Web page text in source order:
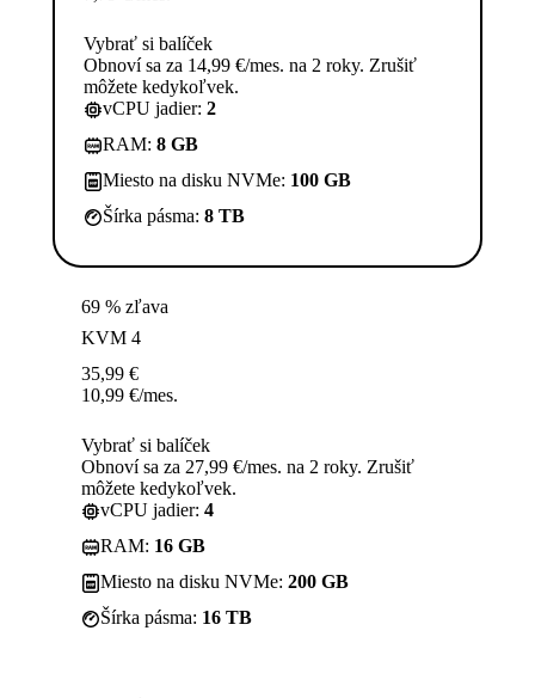
Vybrať si balíček
Obnoví sa za 14,99 €/mes. na 2 roky. Zrušiť
môžete kedykoľvek.
vCPU jadier: 2
RAM: 8 GB
Miesto na disku NVMe: 100 GB
Šírka pásma: 8 TB
69 % zľava
KVM 4
35,99 €
10,99 €/mes.
Vybrať si balíček
Obnoví sa za 27,99 €/mes. na 2 roky. Zrušiť
môžete kedykoľvek.
vCPU jadier: 4
RAM: 16 GB
Miesto na disku NVMe: 200 GB
Šírka pásma: 16 TB